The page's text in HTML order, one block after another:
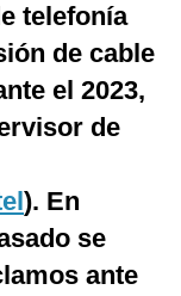
telefonía
de cable
el 2023,
de
). En
se
ante